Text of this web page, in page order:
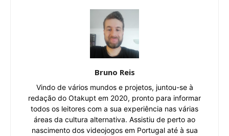
Bruno Reis
Vindo de vários mundos e projetos, juntou-se à
redação do Otakupt em 2020, pronto para informar
todos os leitores com a sua experiência nas várias
áreas da cultura alternativa. Assistiu de perto ao
nascimento dos videojogos em Portugal até à sua